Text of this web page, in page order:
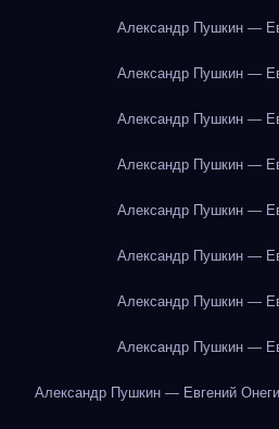
Александр Пушкин —
Александр Пушкин —
Александр Пушкин —
Александр Пушкин —
Александр Пушкин —
Александр Пушкин —
Александр Пушкин —
Александр Пушкин —
Александр Пушкин — Евгений